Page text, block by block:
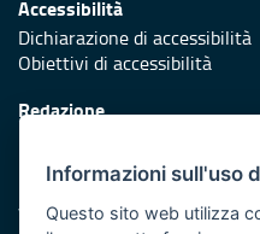
Accessibilità
Dichiarazione di accessibilità
Obiettivi di accessibilità
Redazione
Protezione civile
Vai al sito di Protezione
Informazioni sull'uso
Questo sito web utilizza